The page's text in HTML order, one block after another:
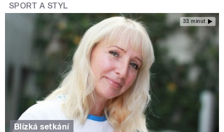
SPORT A STYL
33 minut
Blízká setkání